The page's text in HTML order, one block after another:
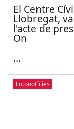
El Centre
Llobregat,
l'acte de
On
...
Fotonotícies